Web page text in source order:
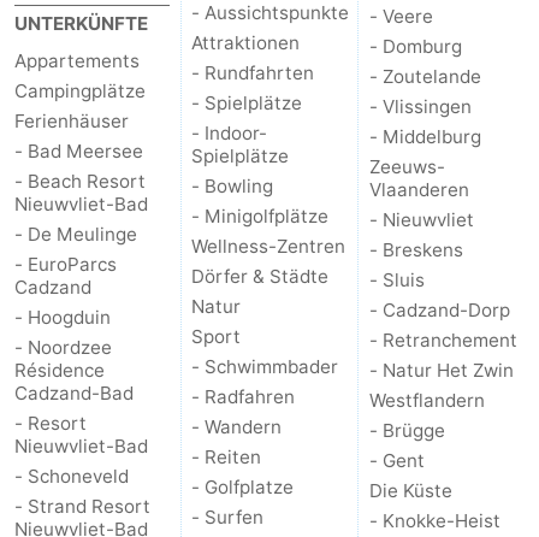
UNTERKÜNFTE
Appartements
Campingplätze
Ferienhäuser
- Bad Meersee
- Beach Resort
Nieuwvliet-Bad
- De Meulinge
- EuroParcs
Cadzand
- Hoogduin
- Noordzee
Résidence
Cadzand-Bad
- Resort
Nieuwvliet-Bad
- Schoneveld
- Strand Resort
Nieuwvliet-Bad
- Aussichtspunkte
Attraktionen
- Rundfahrten
- Spielplätze
- Indoor-
Spielplätze
- Bowling
- Minigolfplätze
Wellness-Zentren
Dörfer & Städte
Natur
Sport
- Schwimmbader
- Radfahren
- Wandern
- Reiten
- Golfplatze
- Surfen
- Veere
- Domburg
- Zoutelande
- Vlissingen
- Middelburg
Zeeuws-
Vlaanderen
- Nieuwvliet
- Breskens
- Sluis
- Cadzand-Dorp
- Retranchement
- Natur Het Zwin
Westflandern
- Brügge
- Gent
Die Küste
- Knokke-Heist